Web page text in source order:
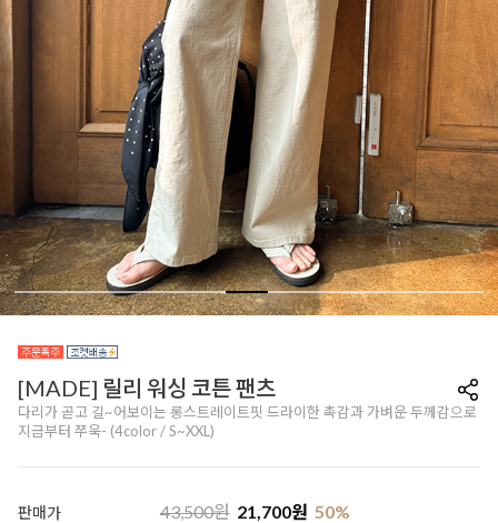
[MADE] 릴리 워싱 코튼 팬츠
다리가 곧고 길~어보이는 롱스트레이트핏 드라이한 촉감과 가벼운 두께감으로
지금부터 쭈욱- (4color / S~XXL)
판매가 43,500원 21,700원 50%